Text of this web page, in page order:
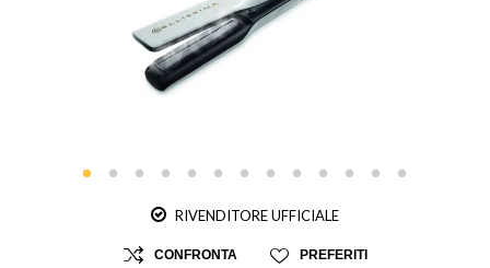
RIVENDITORE UFFICIALE
CONFRONTA PREFERITI